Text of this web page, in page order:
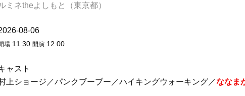
ミネtheよしもと（東京都）
08-06
場 11:30 開演 12:00
ャスト
上ショージ／パンクブーブー／ハイキングウォーキング／ななま